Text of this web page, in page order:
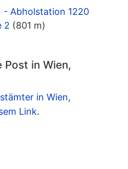
- Abholstation 1220
2 (801 m)
Post in Wien,
in Wien,
Link.